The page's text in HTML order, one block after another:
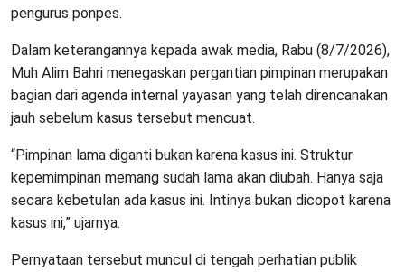
pengurus ponpes.
Dalam keterangannya kepada awak media, Rabu (8/7/2026),
Muh Alim Bahri menegaskan pergantian pimpinan merupakan
bagian dari agenda internal yayasan yang telah direncanakan
jauh sebelum kasus tersebut mencuat.
“Pimpinan lama diganti bukan karena kasus ini. Struktur
kepemimpinan memang sudah lama akan diubah. Hanya saja
secara kebetulan ada kasus ini. Intinya bukan dicopot karena
kasus ini,” ujarnya.
Pernyataan tersebut muncul di tengah perhatian publik